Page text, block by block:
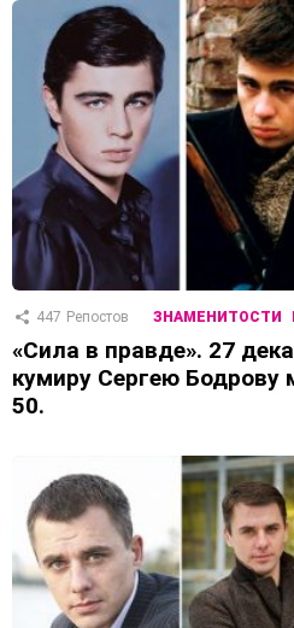
447 Репостов ЗНАМЕНИТОСТИ
«Сила в правде». 27
кумиру Сергею Бодрову
50.